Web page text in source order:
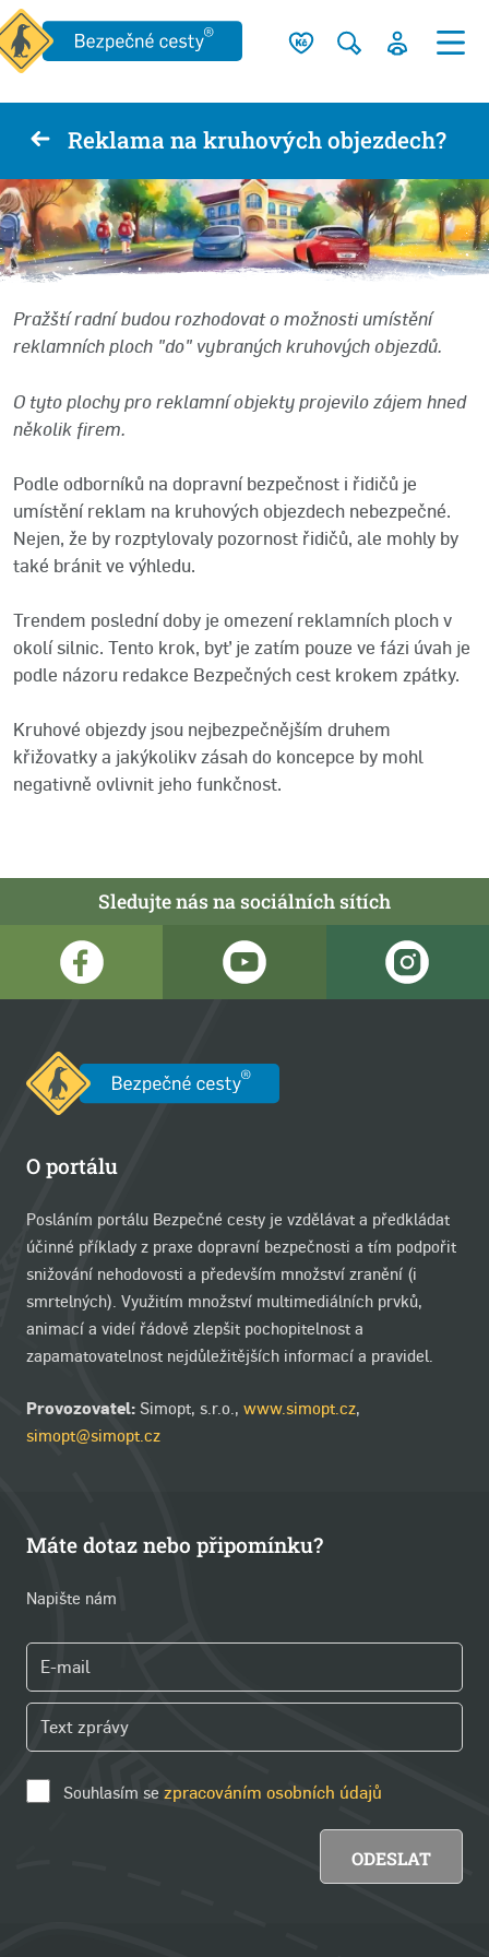
Reklama na kruhových objezdech?
Pražští radní budou rozhodovat o možnosti umístění
reklamních ploch "do" vybraných kruhových objezdů.
O tyto plochy pro reklamní objekty projevilo zájem hned
několik firem.
Podle odborníků na dopravní bezpečnost i řidičů je
umístění reklam na kruhových objezdech nebezpečné.
Nejen, že by rozptylovaly pozornost řidičů, ale mohly by
také bránit ve výhledu.
Trendem poslední doby je omezení reklamních ploch v
okolí silnic. Tento krok, byť je zatím pouze ve fázi úvah je
podle názoru redakce Bezpečných cest krokem zpátky.
Kruhové objezdy jsou nejbezpečnějším druhem
křižovatky a jakýkolikv zásah do koncepce by mohl
negativně ovlivnit jeho funkčnost.
Sledujte nás na sociálních sítích
O portálu
Posláním portálu Bezpečné cesty je vzdělávat a předkládat
účinné příklady z praxe dopravní bezpečnosti a tím podpořit
snižování nehodovosti a především množství zranění (i
smrtelných). Využitím množství multimediálních prvků,
animací a videí řádově zlepšit pochopitelnost a
zapamatovatelnost nejdůležitějších informací a pravidel.
Provozovatel: Simopt, s.r.o., www.simopt.cz,
simopt@simopt.cz
Máte dotaz nebo připomínku?
Napište nám
Souhlasím se zpracováním osobních údajů